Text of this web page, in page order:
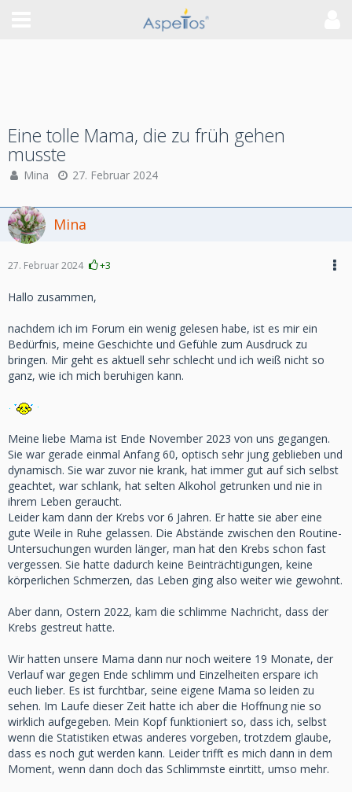
Eine tolle Mama, die zu früh gehen
musste
Mina 27. Februar 2024
Mina
27. Februar 2024 +3
Hallo zusammen,
nachdem ich im Forum ein wenig gelesen habe, ist es mir ein
Bedürfnis, meine Geschichte und Gefühle zum Ausdruck zu
bringen. Mir geht es aktuell sehr schlecht und ich weiß nicht so
ganz, wie ich mich beruhigen kann.
Meine liebe Mama ist Ende November 2023 von uns gegangen.
Sie war gerade einmal Anfang 60, optisch sehr jung geblieben und
dynamisch. Sie war zuvor nie krank, hat immer gut auf sich selbst
geachtet, war schlank, hat selten Alkohol getrunken und nie in
ihrem Leben geraucht.
Leider kam dann der Krebs vor 6 Jahren. Er hatte sie aber eine
gute Weile in Ruhe gelassen. Die Abstände zwischen den Routine-
Untersuchungen wurden länger, man hat den Krebs schon fast
vergessen. Sie hatte dadurch keine Beinträchtigungen, keine
körperlichen Schmerzen, das Leben ging also weiter wie gewohnt.
Aber dann, Ostern 2022, kam die schlimme Nachricht, dass der
Krebs gestreut hatte.
Wir hatten unsere Mama dann nur noch weitere 19 Monate, der
Verlauf war gegen Ende schlimm und Einzelheiten erspare ich
euch lieber. Es ist furchtbar, seine eigene Mama so leiden zu
sehen. Im Laufe dieser Zeit hatte ich aber die Hoffnung nie so
wirklich aufgegeben. Mein Kopf funktioniert so, dass ich, selbst
wenn die Statistiken etwas anderes vorgeben, trotzdem glaube,
dass es noch gut werden kann. Leider trifft es mich dann in dem
Moment, wenn dann doch das Schlimmste einrtitt, umso mehr.